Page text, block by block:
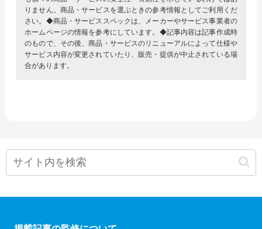
りません。商品・サービスを選ぶときの参考情報としてご利用くだ
さい。◆商品・サービススペックは、メーカーやサービス事業者の
ホームページの情報を参考にしています。◆記事内容は記事作成時
のもので、その後、商品・サービスのリニューアルによって仕様や
サービス内容が変更されていたり、販売・提供が中止されている場
合があります。